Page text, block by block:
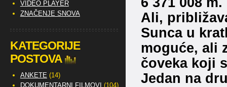
Ali,
Sunca u
moguće, ali
čoveka koji
Jedan na
VIDEO PLAYER
ZNAČENJE SNOVA
KATEGORIJE
POSTOVA
ANKETE (14)
DOKUMENTARNI FILMOVI (104)